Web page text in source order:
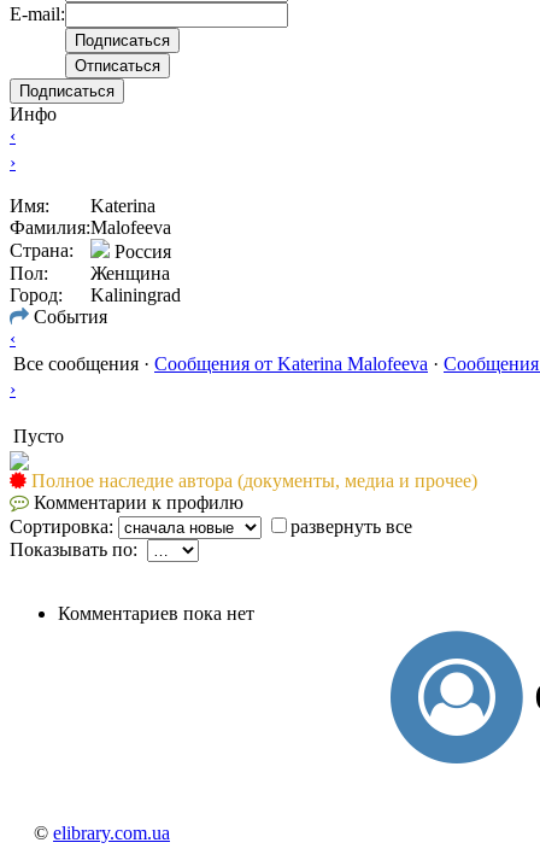
E-mail:
Подписаться
Инфо
‹
›
Имя:
Katerina
Фамилия:Malofeeva
Страна:
Россия
Пол:
Женщина
Город:
Kaliningrad
События
‹
Все сообщения · Сообщения от Katerina Malofeeva · Сообщения
›
Пусто
Полное наследие автора (документы, медиа и прочее)
Комментарии к профилю
Сортировка:
развернуть все
Показывать по:
Комментариев пока нет
© elibrary.com.ua